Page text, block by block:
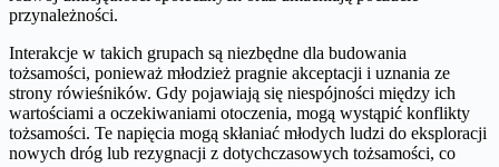
przynależności.
Interakcje w takich grupach są niezbędne dla budowania
tożsamości, ponieważ młodzież pragnie akceptacji i uznania ze
strony rówieśników. Gdy pojawiają się niespójności między ich
wartościami a oczekiwaniami otoczenia, mogą wystąpić konflikty
tożsamości. Te napięcia mogą skłaniać młodych ludzi do eksploracji
nowych dróg lub rezygnacji z dotychczasowych tożsamości, co